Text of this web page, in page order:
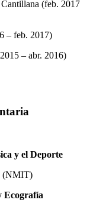
(feb. 2017
– feb. 2017)
– abr. 2016)
y el Deporte
(NMIT)
Ecografía